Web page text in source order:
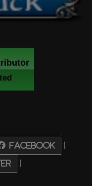
Facebook